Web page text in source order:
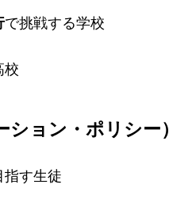
で挑戦する学校
校
ョン・ポリシー）
す生徒